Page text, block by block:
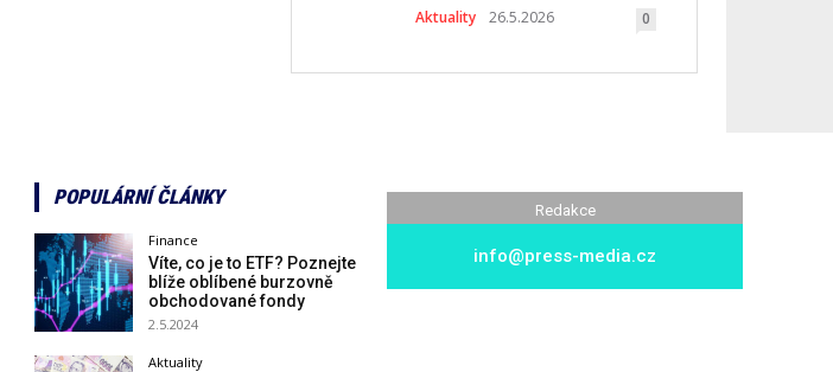
Aktuality 26.5.2026 0
POPULÁRNÍ ČLÁNKY
Finance
Víte, co je to ETF? Poznejte
blíže oblíbené burzovně
obchodované fondy
2.5.2024
Aktuality
Redakce
info@press-media.cz